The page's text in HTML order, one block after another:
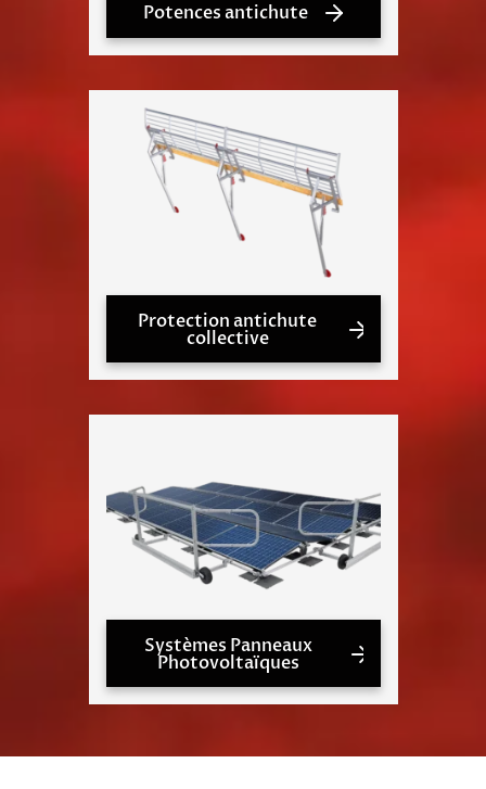
Potences antichute
Protection antichute
collective
Systèmes Panneaux
Photovoltaïques